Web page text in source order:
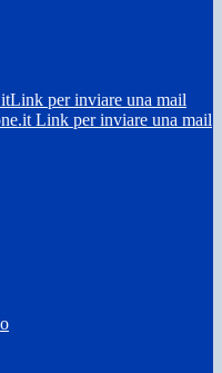
Link per inviare una mail
Link per inviare una mail